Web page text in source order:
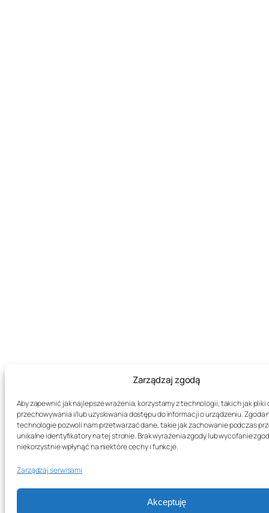
Zarządzaj zgodą
Aby zapewnić jak najlepsze wrażenia, korzystamy z technologii, takich jak pliki
przechowywania i/lub uzyskiwania dostępu do informacji o urządzeniu. Zgoda
technologie pozwoli nam przetwarzać dane, takie jak zachowanie podczas
unikalne identyfikatory na tej stronie. Brak wyrażenia zgody lub wycofanie
niekorzystnie wpłynąć na niektóre cechy i funkcje.
Zarządzaj serwisami
Akceptuję